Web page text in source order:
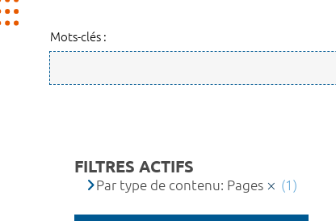
Mots-clés :
FILTRES ACTIFS
Par type de contenu: Pages (1)